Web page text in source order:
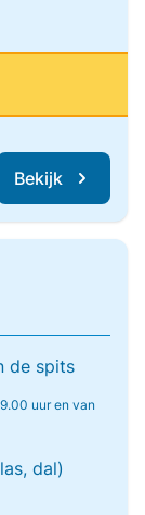
Bekijk
de spits
uur en van
dal)